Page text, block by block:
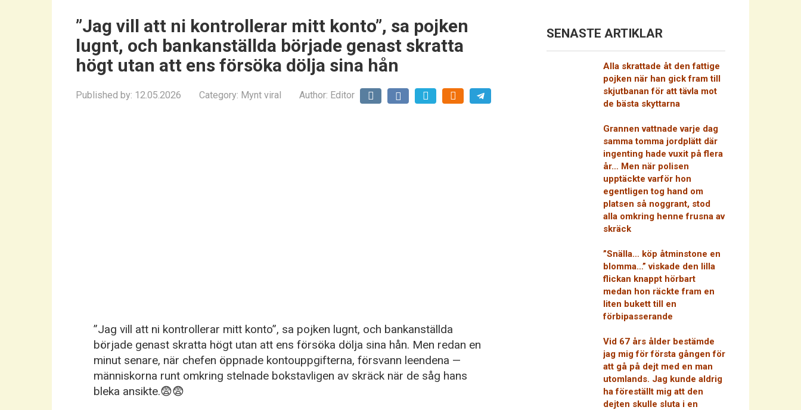
”Jag vill att ni kontrollerar mitt konto”, sa pojken
lugnt, och bankanställda började genast skratta
högt utan att ens försöka dölja sina hån
Published by: 12.05.2026 Category: Mynt viral Author: Editor
”Jag vill att ni kontrollerar mitt konto”, sa pojken lugnt, och bankanställda
började genast skratta högt utan att ens försöka dölja sina hån. Men redan en
minut senare, när chefen öppnade kontouppgifterna, försvann leendena —
människorna runt omkring stelnade bokstavligen av skräck när de såg hans
bleka ansikte.😨😨
SENASTE ARTIKLAR
Alla skrattade åt den fattige
pojken när han gick fram till
skjutbanan för att tävla mot
de bästa skyttarna
Grannen vattnade varje dag
samma tomma jordplätt där
ingenting hade vuxit på flera
år… Men när polisen
upptäckte varför hon
egentligen tog hand om
platsen så noggrant, stod
alla omkring henne frusna av
skräck
”Snälla… köp åtminstone en
blomma…” viskade den lilla
flickan knappt hörbart
medan hon räckte fram en
liten bukett till en
förbipasserande
Vid 67 års ålder bestämde
jag mig för första gången för
att gå på dejt med en man
utomlands. Jag kunde aldrig
ha föreställt mig att den
dejten skulle sluta i en